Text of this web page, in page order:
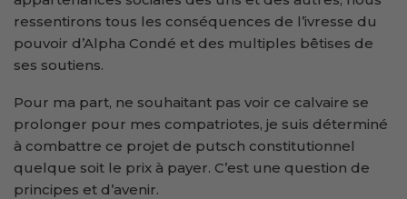
ressentirons tous les conséquences de l’ivresse du
pouvoir d’Alpha Condé et des multiples bêtises de
ses soutiens.
Pour ma part, ne souhaitant pas voir ce calvaire se
prolonger pour mes compatriotes, je suis déterminé
à combattre ce projet de putsch constitutionnel
quelque soit le prix à payer. C’est une question de
principes et d’avenir.